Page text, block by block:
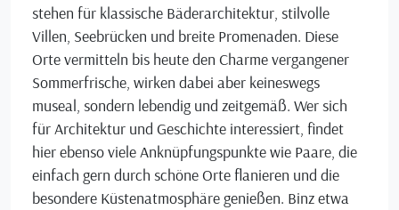
stehen für klassische Bäderarchitektur, stilvolle
Villen, Seebrücken und breite Promenaden. Diese
Orte vermitteln bis heute den Charme vergangener
Sommerfrische, wirken dabei aber keineswegs
museal, sondern lebendig und zeitgemäß. Wer sich
für Architektur und Geschichte interessiert, findet
hier ebenso viele Anknüpfungspunkte wie Paare, die
einfach gern durch schöne Orte flanieren und die
besondere Küstenatmosphäre genießen. Binz etwa